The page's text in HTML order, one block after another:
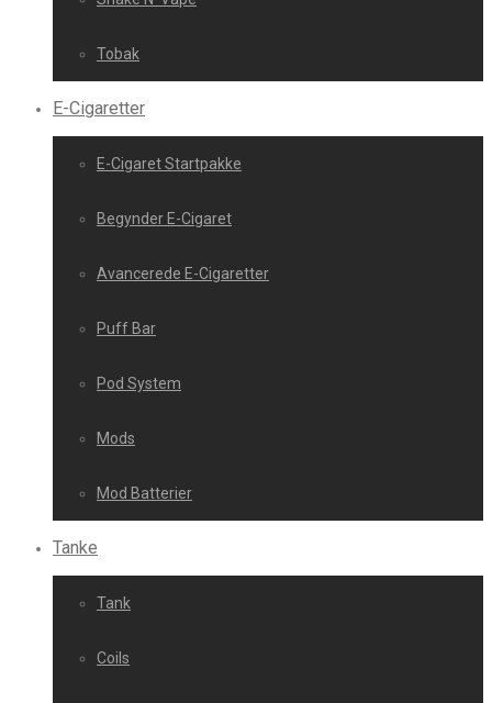
Tobak
E-Cigaretter
E-Cigaret Startpakke
Begynder E-Cigaret
Avancerede E-Cigaretter
Puff Bar
Pod System
Mods
Mod Batterier
Tanke
Tank
Coils